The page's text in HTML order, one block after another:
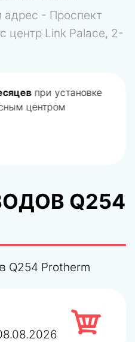
- Проспект
центр Link Palace, 2-
при установке
центром
Q254